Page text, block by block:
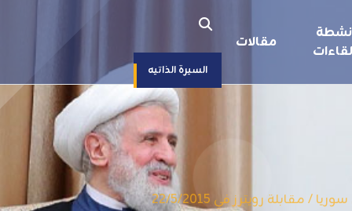
مقالات
السيرة الذاتيه
رويترز في 22/5/2015